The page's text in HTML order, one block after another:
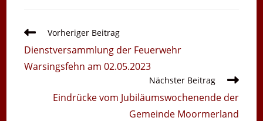
Weitere
ansehen
Vorheriger Beitrag
Dienstversammlung der Feuerwehr
Warsingsfehn am 02.05.2023
Nächster Beitrag
Eindrücke vom Jubiläumswochenende der
Gemeinde Moormerland